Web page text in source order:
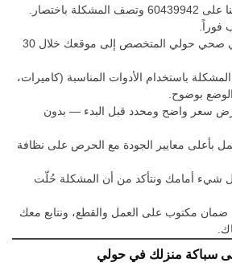
تتصل بنا على 60439942 وتصف المشكلة باختصار.
فوراً.
يصل فني صحي حولي المتخصص إلى موقعك خلال 30
باستخدام الأدوات المناسبة (كاميرات،
بوضوح.
سعر واضح ومحدد قبل البدء — بدون
بأعلى معايير الجودة مع الحرص على نظافة
شيء أمامك ونتأكد من أن المشكلة حُلّت
مكتوب على العمل والقطع، ونتابع معك
سباكة منزلك في حولي